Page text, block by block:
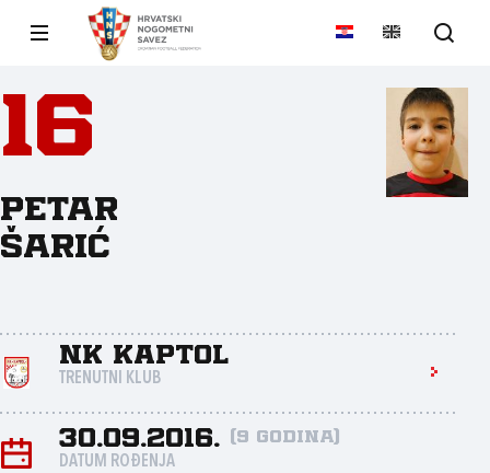
16
Petar
Šarić
NK Kaptol
TRENUTNI KLUB
30.09.2016. (9 godina)
DATUM ROĐENJA